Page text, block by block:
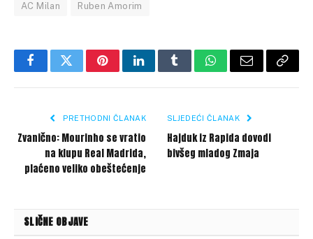
AC Milan Ruben Amorim
FacebookTwitterPinterestLinkedInTumblrWhatsApp
Email Copy
PRETHODNI ČLANAK
Zvanično: Mourinho se vratio
na klupu Real Madrida,
plaćeno veliko obeštećenje
SLJEDEĆI ČLANAK
Hajduk iz Rapida dovodi
bivšeg mladog Zmaja
SLIČNE OBJAVE